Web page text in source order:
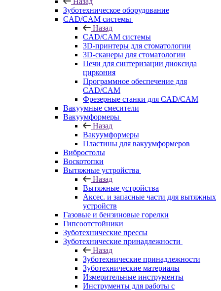
Зуботехническое оборудование
CAD/CAM системы
Назад
CAD/CAM системы
3D-принтеры для стоматологии
3D-сканеры для стоматологии
Печи для синтеризации диоксида
циркония
Программное обеспечение для
CAD/CAM
Фрезерные станки для CAD/CAM
Вакуумные смесители
Вакуумформеры
Назад
Вакуумформеры
Пластины для вакуумформеров
Вибростолы
Воскотопки
Вытяжные устройства
Назад
Вытяжные устройства
Аксес. и запасные части для вытяжных
устройств
Газовые и бензиновые горелки
Гипсоотстойники
Зуботехнические прессы
Зуботехнические принадлежности
Назад
Зуботехнические принадлежности
Зуботехнические материалы
Измерительные инструменты
Инструменты для работы с